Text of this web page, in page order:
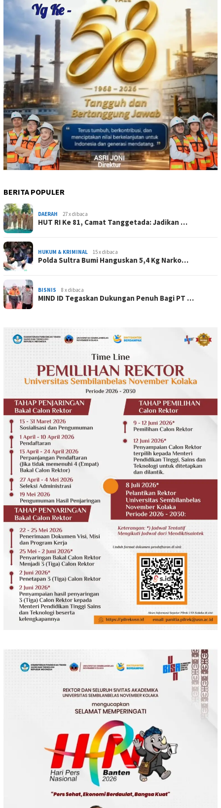
BERITA POPULER
DAERAH 27 x dibaca
HUT RI Ke 81, Camat Tanggetada: Jadikan …
HUKUM & KRIMINAL 15 x dibaca
Polda Sultra Bumi Hanguskan 5,4 Kg Narko…
BISNIS 8 x dibaca
MIND ID Tegaskan Dukungan Penuh Bagi PT …